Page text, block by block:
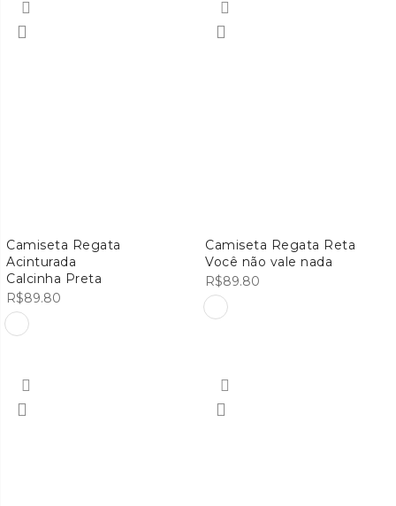
Camiseta Regata
Acinturada
Calcinha Preta
R$89.80
Camiseta Regata Reta
Você não vale nada
R$89.80